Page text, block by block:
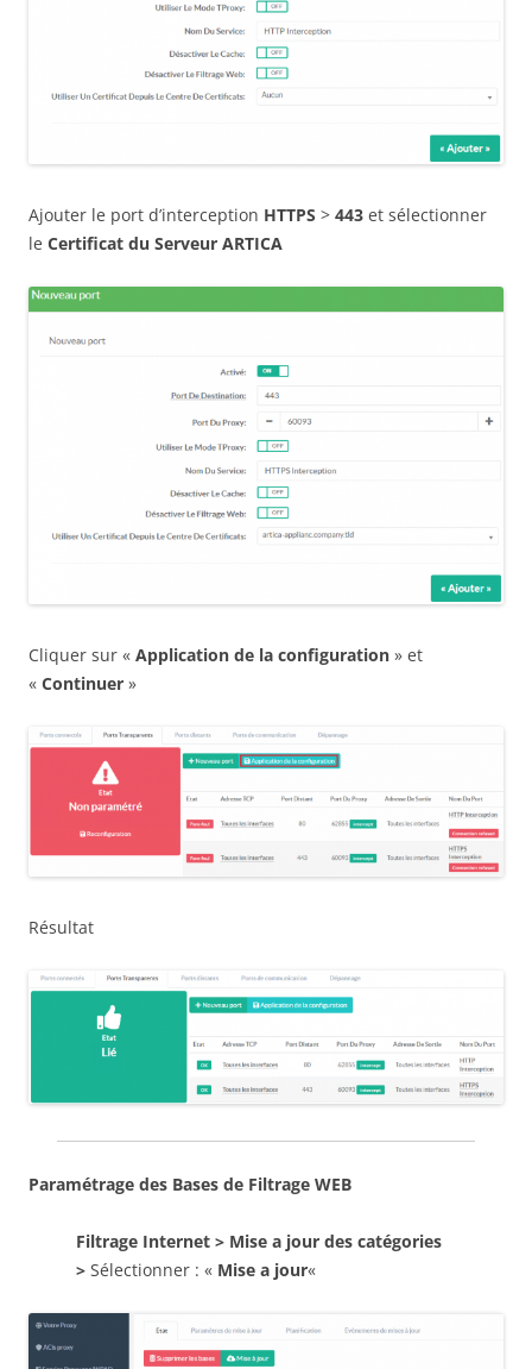
Ajouter le port d’interception HTTPS > 443 et sélectionner
le Certificat du Serveur ARTICA
Cliquer sur « Application de la configuration » et
« Continuer »
Résultat
Paramétrage des Bases de Filtrage WEB
Filtrage Internet > Mise a jour des catégories
> Sélectionner : « Mise a jour«